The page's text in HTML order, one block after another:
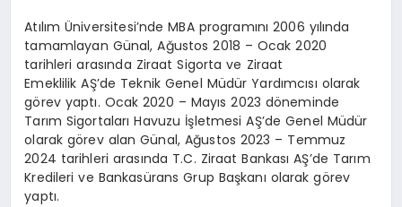
Atılım Üniversitesi’nde MBA programını 2006 yılında
tamamlayan Günal, Ağustos 2018 – Ocak 2020
tarihleri arasında Ziraat Sigorta ve Ziraat
Emeklilik AŞ’de Teknik Genel Müdür Yardımcısı olarak
görev yaptı. Ocak 2020 – Mayıs 2023 döneminde
Tarım Sigortaları Havuzu İşletmesi AŞ’de Genel Müdür
olarak görev alan Günal, Ağustos 2023 – Temmuz
2024 tarihleri arasında T.C. Ziraat Bankası AŞ’de Tarım
Kredileri ve Bankasürans Grup Başkanı olarak görev
yaptı.